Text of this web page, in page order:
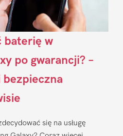
baterię w
po gwarancji? –
bezpieczna
się na usługę